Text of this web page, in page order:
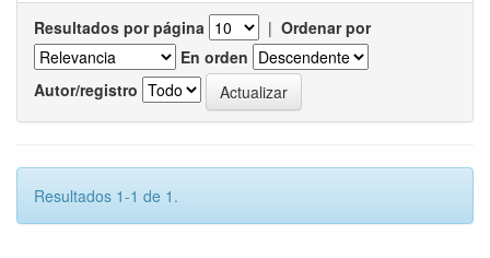
Resultados por página | Ordenar por
En orden
Autor/registro
Resultados 1-1 de 1.